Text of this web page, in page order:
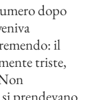
dopo
il
triste,